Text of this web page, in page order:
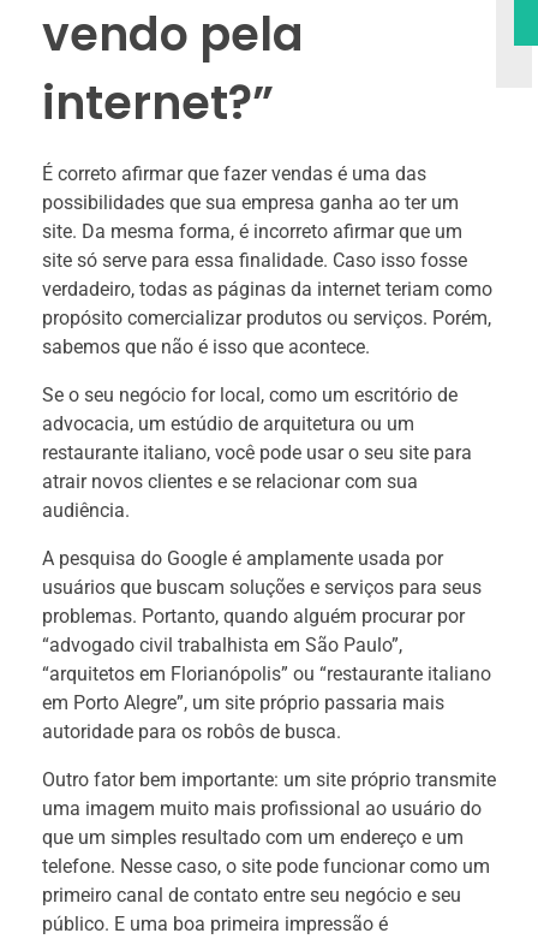
vendo pela
internet?”
É correto afirmar que fazer vendas é uma das
possibilidades que sua empresa ganha ao ter um
site. Da mesma forma, é incorreto afirmar que um
site só serve para essa finalidade. Caso isso fosse
verdadeiro, todas as páginas da internet teriam como
propósito comercializar produtos ou serviços. Porém,
sabemos que não é isso que acontece.
Se o seu negócio for local, como um escritório de
advocacia, um estúdio de arquitetura ou um
restaurante italiano, você pode usar o seu site para
atrair novos clientes e se relacionar com sua
audiência.
A pesquisa do Google é amplamente usada por
usuários que buscam soluções e serviços para seus
problemas. Portanto, quando alguém procurar por
“advogado civil trabalhista em São Paulo”,
“arquitetos em Florianópolis” ou “restaurante italiano
em Porto Alegre”, um site próprio passaria mais
autoridade para os robôs de busca.
Outro fator bem importante: um site próprio transmite
uma imagem muito mais profissional ao usuário do
que um simples resultado com um endereço e um
telefone. Nesse caso, o site pode funcionar como um
primeiro canal de contato entre seu negócio e seu
público. E uma boa primeira impressão é